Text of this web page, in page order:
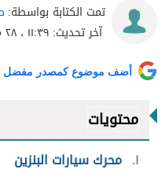
تمت الكتابة بواسطة:
آخر تحديث: ١١:٣٩ ، ٢٨ مايو ٢٠١٩
أضف موضوع كمصدر
محتويات
١ محرك سيارات البنزين